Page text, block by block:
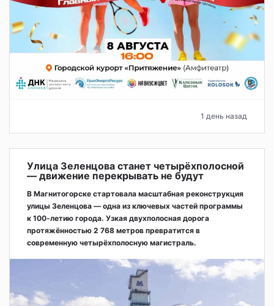
1 день назад
Улица Зеленцова станет четырёхполосной
— движение перекрывать не будут
В Магнитогорске стартовала масштабная реконструкция
улицы Зеленцова — одна из ключевых частей программы
к 100-летию города. Узкая двухполосная дорога
протяжённостью 2 768 метров превратится в
современную четырёхполосную магистраль.